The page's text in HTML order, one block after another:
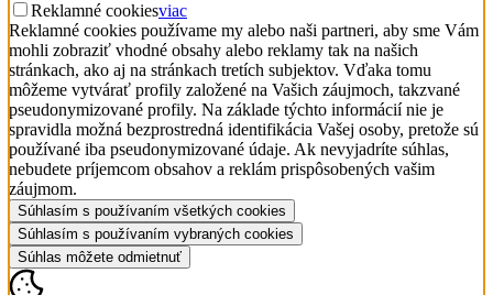
Reklamné cookiesviac
Reklamné cookies používame my alebo naši partneri, aby sme Vám
mohli zobraziť vhodné obsahy alebo reklamy tak na našich
stránkach, ako aj na stránkach tretích subjektov. Vďaka tomu
môžeme vytvárať profily založené na Vašich záujmoch, takzvané
pseudonymizované profily. Na základe týchto informácií nie je
spravidla možná bezprostredná identifikácia Vašej osoby, pretože sú
používané iba pseudonymizované údaje. Ak nevyjadríte súhlas,
nebudete príjemcom obsahov a reklám prispôsobených vašim
záujmom.
Súhlasím s používaním všetkých cookies
Súhlasím s používaním vybraných cookies
Súhlas môžete odmietnuť